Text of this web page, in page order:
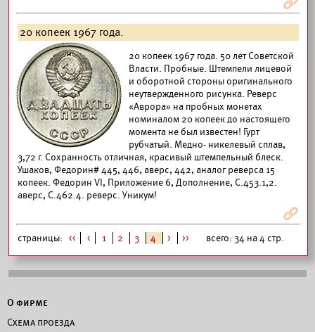
20 копеек 1967 года.
20 копеек 1967 года. 50 лет Советской
Власти. Пробные. Штемпели лицевой
и оборотной стороны оригинального
неутвержденного рисунка. Реверс
«Аврора» на пробных монетах
номиналом 20 копеек до настоящего
момента не был известен! Гурт
рубчатый. Медно- никелевый сплав,
3,72 г. Сохранность отличная, красивый штемпельный блеск.
Ушаков, Федорин# 445, 446, аверс, 442, аналог реверса 15
копеек. Федорин VI, Приложение 6, Дополнение, С.453.1,2.
аверс, С.462.4. реверс. Уникум!
Я
страницы: << < 1 2 3 4 > >> всего: 34 на 4 стр.
О фирме
Схема проезда